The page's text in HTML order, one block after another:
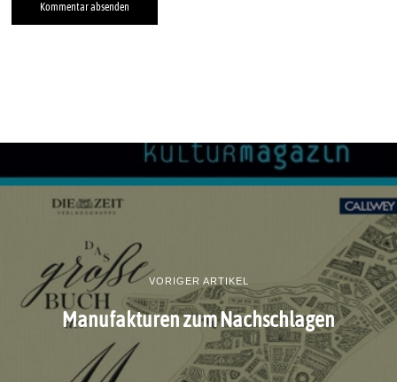
VORIGER ARTIKEL
Manufakturen zum Nachschlagen